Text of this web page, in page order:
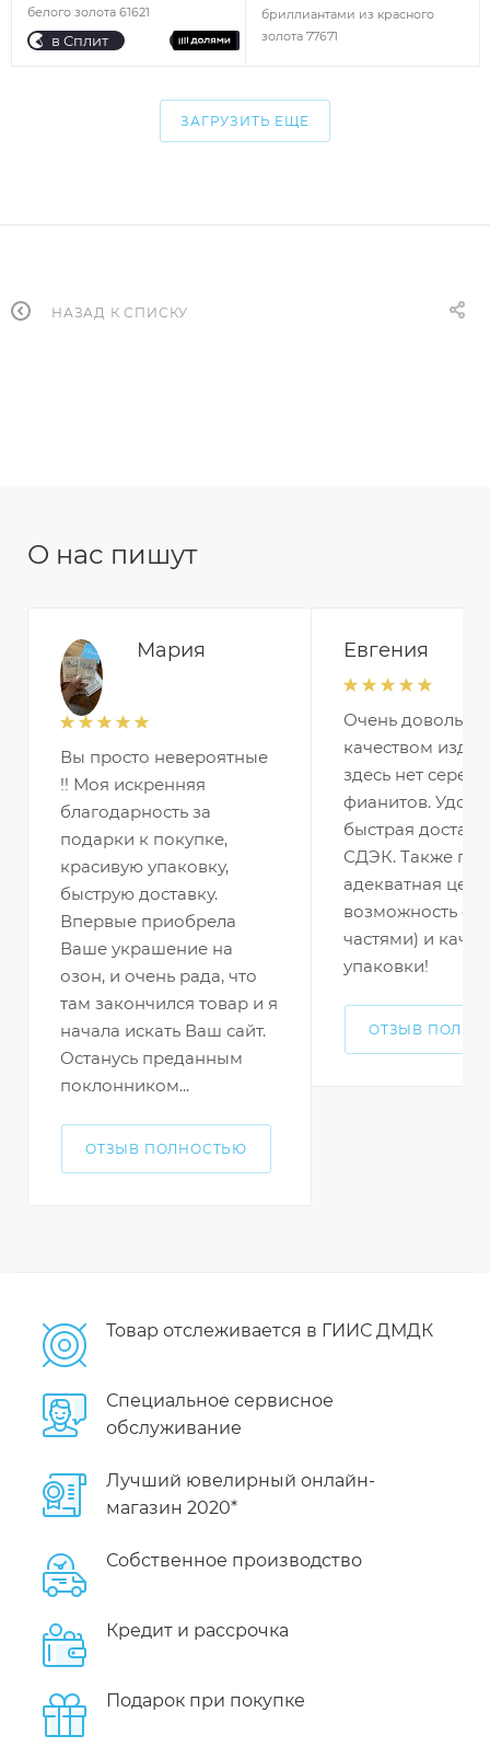
белого золота 61621
в Сплит
бриллиантами из красного
золота 77671
ЗАГРУЗИТЬ ЕЩЕ
НАЗАД К СПИСКУ
О нас пишут
Мария
Вы просто невероятные
!! Моя искренняя
благодарность за
подарки к покупке,
красивую упаковку,
быструю доставку.
Впервые приобрела
Ваше украшение на
озон, и очень рада, что
там закончился товар и я
начала искать Ваш сайт.
Останусь преданным
поклонником...
ОТЗЫВ ПОЛНОСТЬЮ
Евгения
Очень довольна
качеством
здесь нет
фианитов.
быстрая
СДЭК. Также
адекватная цена
возможность
частями) и
упаковки!
ОТЗЫВ
Товар отслеживается в ГИИС ДМДК
Специальное сервисное
обслуживание
Лучший ювелирный онлайн-
магазин 2020*
Собственное производство
Кредит и рассрочка
Подарок при покупке